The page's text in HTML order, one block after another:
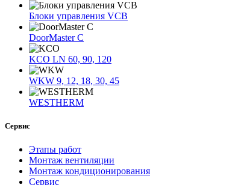
Блоки упрaвлeния VCB
DoorMaster C
KCO LN 60, 90, 120
WKW 9, 12, 18, 30, 45
WESTHERM
Сервис
Этапы работ
Монтаж вентиляции
Монтаж кондиционирования
Сервис